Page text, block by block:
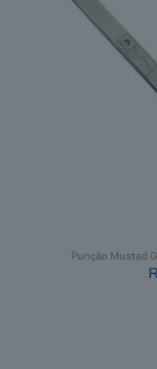
Punção Mustad